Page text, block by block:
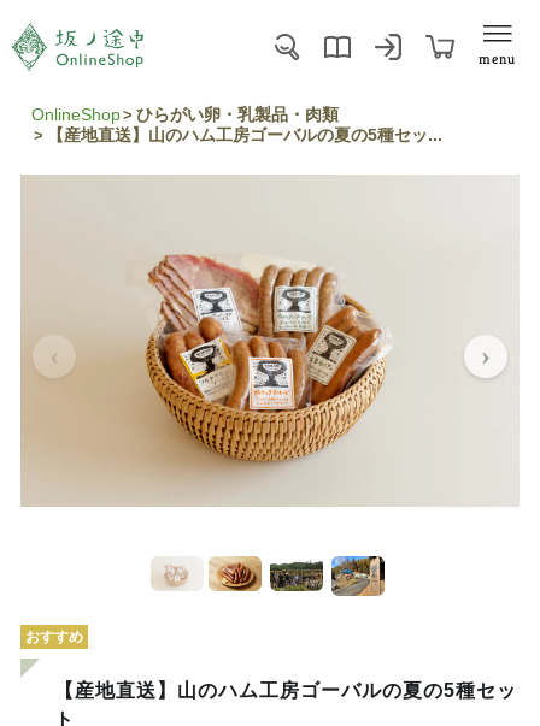
menu
OnlineShop
ひらがい卵・乳製品・肉類
【産地直送】山のハム工房ゴーバルの夏の5種セッ...
おすすめ
【産地直送】山のハム工房ゴーバルの夏の5種セッ
ト